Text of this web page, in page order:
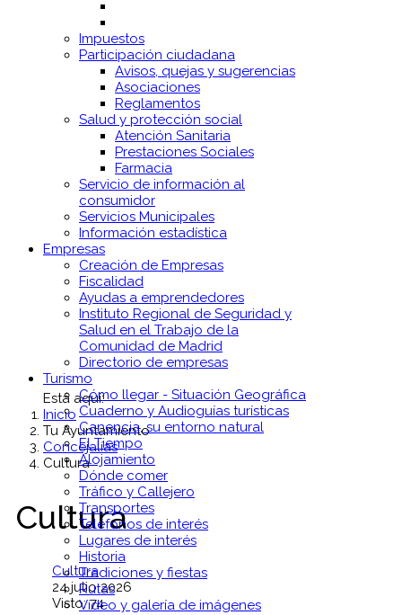
Impuestos
Participación ciudadana
Avisos, quejas y sugerencias
Asociaciones
Reglamentos
Salud y protección social
Atención Sanitaria
Prestaciones Sociales
Farmacia
Servicio de información al
consumidor
Servicios Municipales
Información estadística
Empresas
Creación de Empresas
Fiscalidad
Ayudas a emprendedores
Instituto Regional de Seguridad y
Salud en el Trabajo de la
Comunidad de Madrid
Directorio de empresas
Turismo
Cómo llegar - Situación Geográfica
Cuaderno y Audioguías turísticas
Canencia, su entorno natural
El Tiempo
Alojamiento
Dónde comer
Tráfico y Callejero
Transportes
Teléfonos de interés
Lugares de interés
Historia
Tradiciones y fiestas
Rutas
Vídeo y galería de imágenes
Está aquí:
Inicio
Tu Ayuntamiento
Concejalías
Cultura
Cultura
Cultura
24 julio 2026
Visto: 74